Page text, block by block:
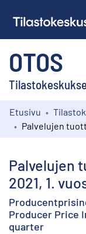
OTOS
Kokoelmat
Etusivu
Palvelujen
2021, 1.
Producer Price
quarter